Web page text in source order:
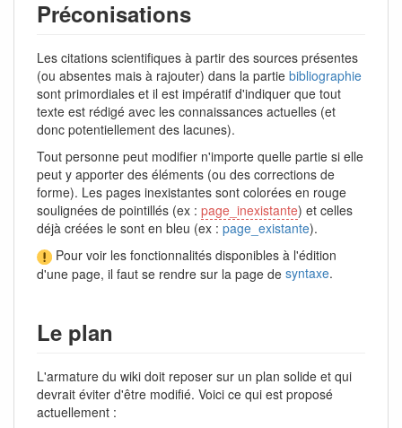
Préconisations
Les citations scientifiques à partir des sources présentes
(ou absentes mais à rajouter) dans la partie bibliographie
sont primordiales et il est impératif d'indiquer que tout
texte est rédigé avec les connaissances actuelles (et
donc potentiellement des lacunes).
Tout personne peut modifier n'importe quelle partie si elle
peut y apporter des éléments (ou des corrections de
forme). Les pages inexistantes sont colorées en rouge
soulignées de pointillés (ex : page_inexistante) et celles
déjà créées le sont en bleu (ex : page_existante).
Pour voir les fonctionnalités disponibles à l'édition
d'une page, il faut se rendre sur la page de syntaxe.
Le plan
L'armature du wiki doit reposer sur un plan solide et qui
devrait éviter d'être modifié. Voici ce qui est proposé
actuellement :